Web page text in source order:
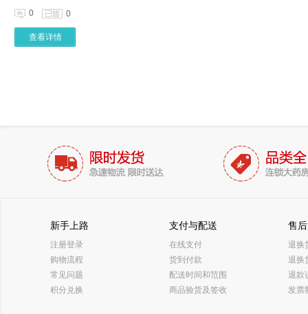
0 0
查看详情
新手上路
注册登录
购物流程
常见问题
积分兑换
支付与配送
在线支付
货到付款
配送时间和范围
商品验货及签收
售
退换
退换
退款
发票